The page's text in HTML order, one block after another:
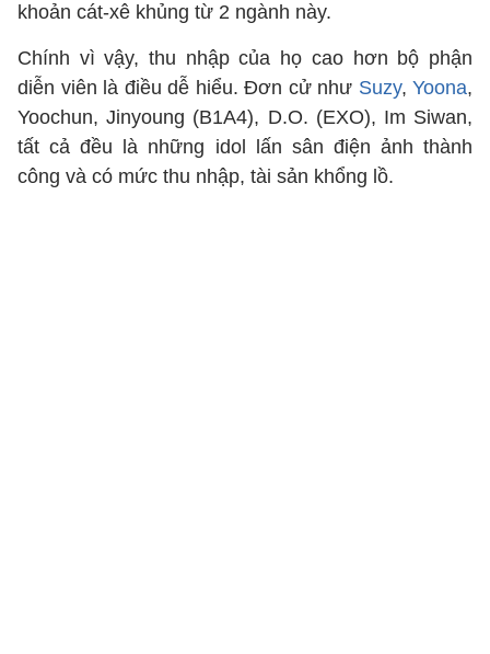
khoản cát-xê khủng từ 2 ngành này.
Chính vì vậy, thu nhập của họ cao hơn bộ phận
diễn viên là điều dễ hiểu. Đơn cử như Suzy, Yoona,
Yoochun, Jinyoung (B1A4), D.O. (EXO), Im Siwan,
tất cả đều là những idol lấn sân điện ảnh thành
công và có mức thu nhập, tài sản khổng lồ.